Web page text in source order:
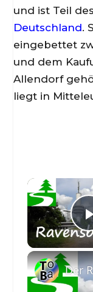
und ist Teil
Deutschland.
eingebettet
und dem
Allendorf
liegt in